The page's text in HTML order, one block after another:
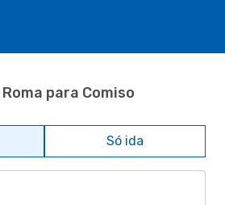
para Comiso
Só ida